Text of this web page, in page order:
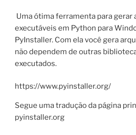
Uma ótima ferramenta para gerar
executáveis em Python para
PyInstaller. Com ela você gera
não dependem de outras
executados.
https://www.pyinstaller.org/
Segue uma tradução da página
pyinstaller.org